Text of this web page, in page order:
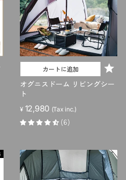
カートに追加
オグニスドーム リビングシー
ト
¥ 12,980 (Tax inc.)
(6)